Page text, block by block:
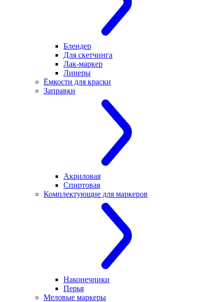
Блендер
Для скетчинга
Лак-маркер
Линеры
Ёмкости для краски
Заправки
Акриловая
Спиртовая
Комплектующие для маркеров
Наконечники
Перья
Меловые маркеры